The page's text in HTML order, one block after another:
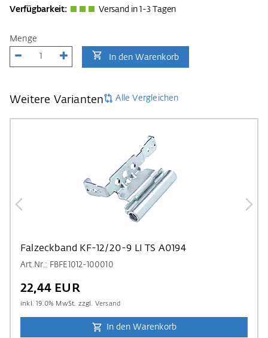
Verfügbarkeit: Versand in 1-3 Tagen
Menge
In den Warenkorb
Weitere Varianten Alle Vergleichen
Falzeckband KF-12/20-9 LI TS A0194
Art.Nr.: FBFE1012-100010
22,44 EUR
inkl.19.0% MwSt. zzgl. Versand
In den Warenkorb